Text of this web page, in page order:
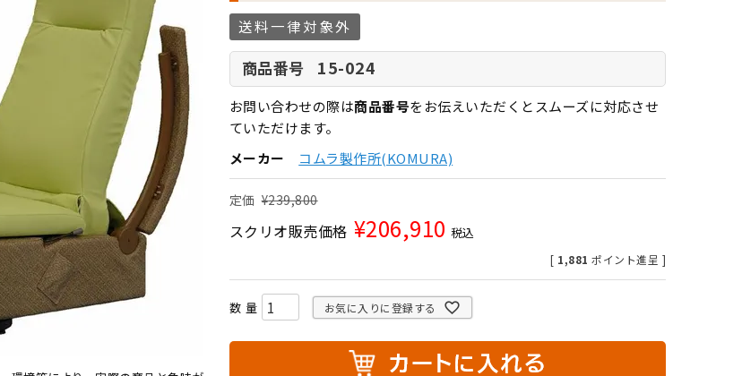
送料一律対象外
商品番号 15-024
お問い合わせの際は商品番号をお伝えいただくとスムーズに対応させ
ていただけます。
メーカー
コムラ製作所(KOMURA)
定価 ¥239,800
スクリオ販売価格 ¥206,910 税込
[ 1,881 ポイント進呈 ]
お気に入りに登録する